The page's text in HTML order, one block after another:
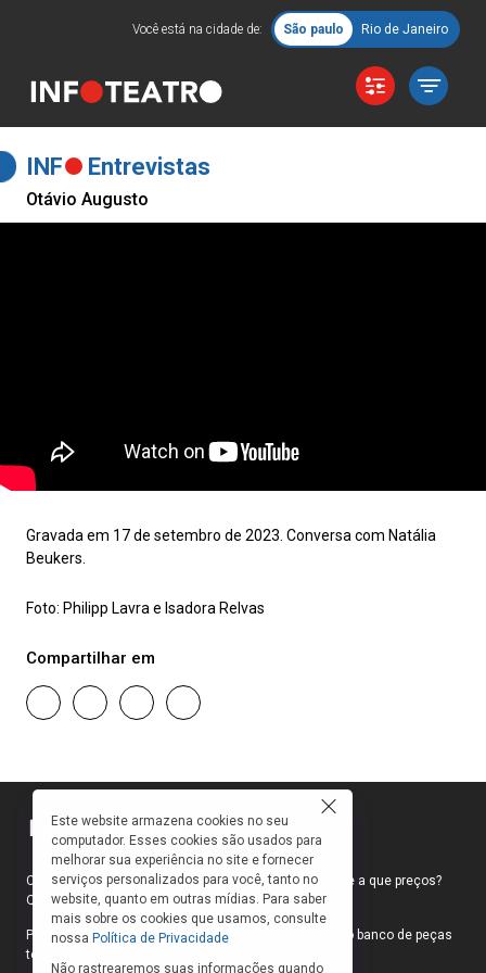
Você está na cidade de: São paulo Rio de Janeiro
INF Entrevistas
Otávio Augusto
Gravada em 17 de setembro de 2023. Conversa com Natália
Beukers.
Foto: Philipp Lavra e Isadora Relvas
Compartilhar em
Como faço para ir ao teatro? Onde compro ingressos e a que preços?
Quais peças estão em cartaz?
Para responder a essas e outras perguntas, criamos o banco de peças
teatrais do INFOTEATRO.
Este website armazena cookies no seu
computador. Esses cookies são usados para
melhorar sua experiência no site e fornecer
serviços personalizados para você, tanto no
website, quanto em outras mídias. Para saber
mais sobre os cookies que usamos, consulte
nossa Política de Privacidade
Não rastrearemos suas informações quando